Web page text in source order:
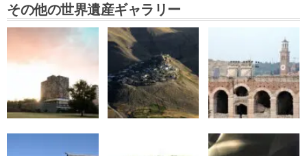
その他の世界遺産ギャラリー